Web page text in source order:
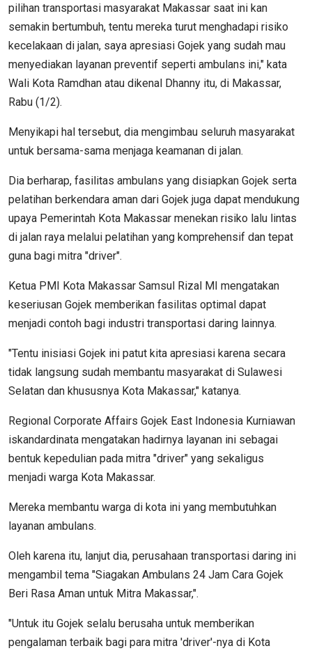
pilihan transportasi masyarakat Makassar saat ini kan
semakin bertumbuh, tentu mereka turut menghadapi risiko
kecelakaan di jalan, saya apresiasi Gojek yang sudah mau
menyediakan layanan preventif seperti ambulans ini," kata
Wali Kota Ramdhan atau dikenal Dhanny itu, di Makassar,
Rabu (1/2).
Menyikapi hal tersebut, dia mengimbau seluruh masyarakat
untuk bersama-sama menjaga keamanan di jalan.
Dia berharap, fasilitas ambulans yang disiapkan Gojek serta
pelatihan berkendara aman dari Gojek juga dapat mendukung
upaya Pemerintah Kota Makassar menekan risiko lalu lintas
di jalan raya melalui pelatihan yang komprehensif dan tepat
guna bagi mitra "driver".
Ketua PMI Kota Makassar Samsul Rizal MI mengatakan
keseriusan Gojek memberikan fasilitas optimal dapat
menjadi contoh bagi industri transportasi daring lainnya.
"Tentu inisiasi Gojek ini patut kita apresiasi karena secara
tidak langsung sudah membantu masyarakat di Sulawesi
Selatan dan khususnya Kota Makassar," katanya.
Regional Corporate Affairs Gojek East Indonesia Kurniawan
iskandardinata mengatakan hadirnya layanan ini sebagai
bentuk kepedulian pada mitra "driver" yang sekaligus
menjadi warga Kota Makassar.
Mereka membantu warga di kota ini yang membutuhkan
layanan ambulans.
Oleh karena itu, lanjut dia, perusahaan transportasi daring ini
mengambil tema "Siagakan Ambulans 24 Jam Cara Gojek
Beri Rasa Aman untuk Mitra Makassar,".
"Untuk itu Gojek selalu berusaha untuk memberikan
pengalaman terbaik bagi para mitra 'driver'-nya di Kota